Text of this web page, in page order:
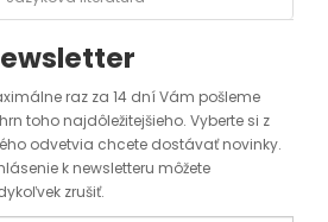
raz za 14 dní Vám pošleme
toho najdôležitejšieho. Vyberte si z
odvetvia chcete dostávať novinky.
k newsletteru môžete
zrušiť.